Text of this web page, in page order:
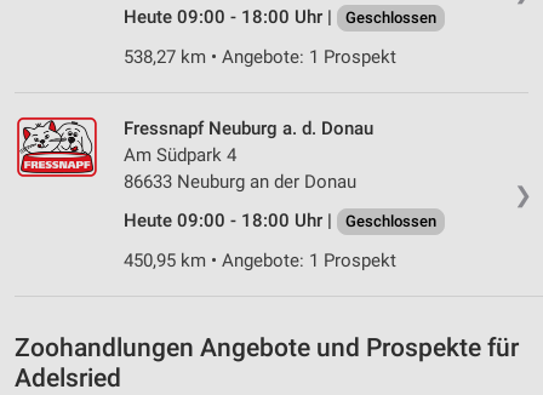
Heute 09:00 - 18:00 Uhr | Geschlossen
538,27 km • Angebote: 1 Prospekt
❯
Fressnapf Neuburg a. d. Donau
Am Südpark 4
86633 Neuburg an der Donau
Heute 09:00 - 18:00 Uhr |
Geschlossen
450,95 km • Angebote: 1 Prospekt
Zoohandlungen Angebote und Prospekte für
Adelsried
Funktional